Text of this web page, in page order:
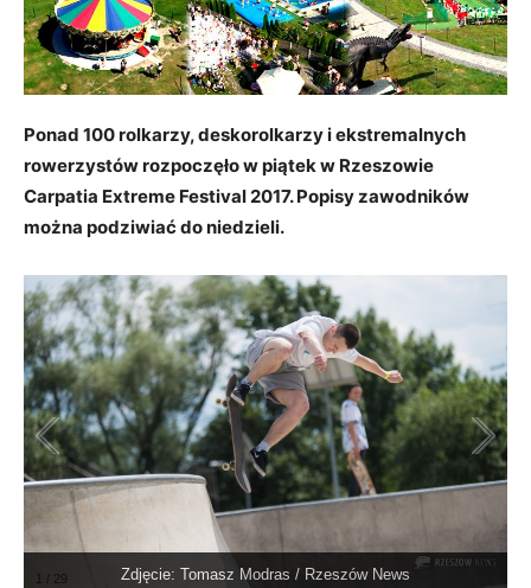
Ponad 100 rolkarzy, deskorolkarzy i ekstremalnych
rowerzystów rozpoczęło w piątek w Rzeszowie
Carpatia Extreme Festival 2017. Popisy zawodników
można podziwiać do niedzieli.
/ 29 Zdjęcie: Tomasz Modras / Rzeszów News